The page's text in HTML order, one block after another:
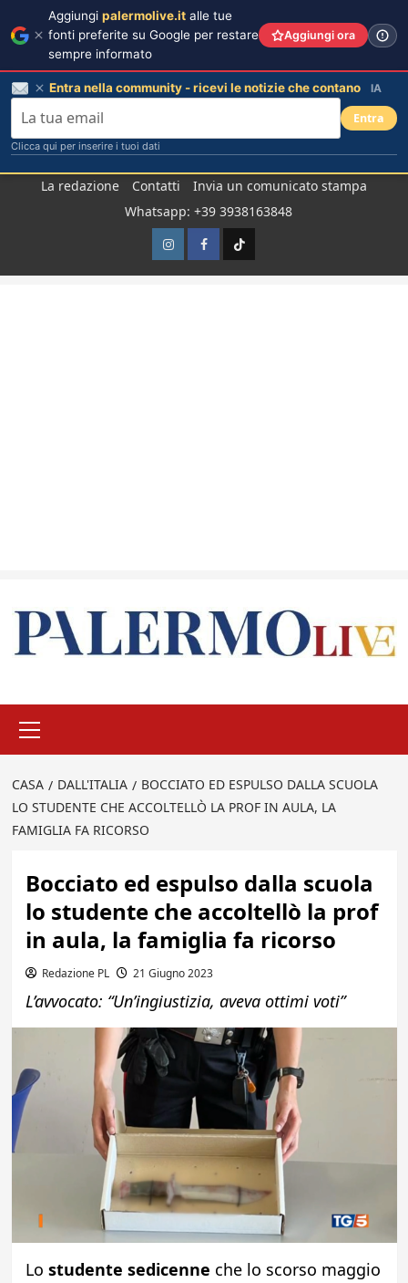
La redazione Contatti
Invia un comunicato stampa
Whatsapp: +39 3938163848
InstagramFacebook
TikTok
principale
CASA DALL'ITALIA
BOCCIATO ED ESPULSO DALLA SCUOLA
LO STUDENTE CHE ACCOLTELLÒ LA PROF IN AULA, LA
FAMIGLIA FA RICORSO
Bocciato ed espulso dalla scuola
lo studente che accoltellò la prof
in aula, la famiglia fa ricorso
Redazione PL 21 Giugno 2023
L’avvocato: “Un’ingiustizia, aveva ottimi voti”
Lo studente sedicenne che lo scorso maggio
Aggiungi palermolive.it alle tue
fonti preferite su Google per restare
sempre informato
Aggiungi ora
Entra nella community - ricevi le notizie che contano IA
Entra
Clicca qui per inserire i tuoi dati